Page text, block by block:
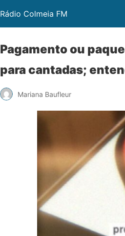
Rádio Colmeia FM
Pagamento ou
para cantadas;
Mariana Baufleur